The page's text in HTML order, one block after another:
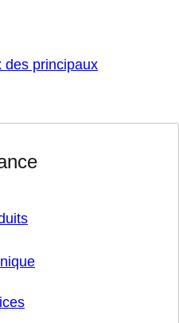
des principaux